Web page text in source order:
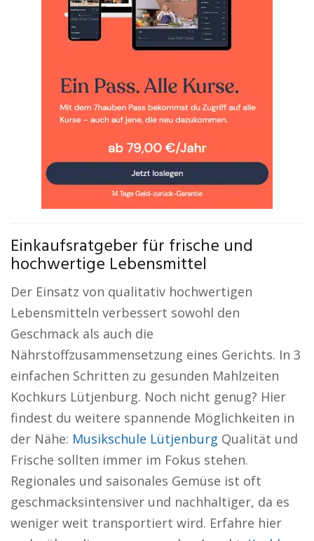
Einkaufsratgeber für frische und
hochwertige Lebensmittel
Der Einsatz von qualitativ hochwertigen
Lebensmitteln verbessert sowohl den
Geschmack als auch die
Nährstoffzusammensetzung eines Gerichts. In 3
einfachen Schritten zu gesunden Mahlzeiten
Kochkurs Lütjenburg. Noch nicht genug? Hier
findest du weitere spannende Möglichkeiten in
der Nähe: Musikschule Lütjenburg Qualität und
Frische sollten immer im Fokus stehen.
Regionales und saisonales Gemüse ist oft
geschmacksintensiver und nachhaltiger, da es
weniger weit transportiert wird. Erfahre hier